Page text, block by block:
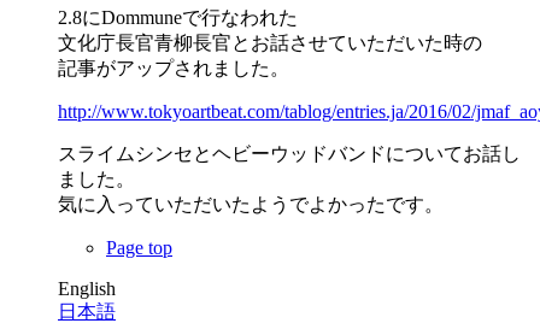
2.8にDommuneで行なわれた
文化庁長官青柳長官とお話させていただいた時の
記事がアップされました。
http://www.tokyoartbeat.com/tablog/entries.ja/2016/02/
スライムシンセとヘビーウッドバンドについてお話し
ました。
気に入っていただいたようでよかったです。
Page top
English
日本語